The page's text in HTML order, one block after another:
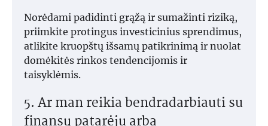
Norėdami padidinti grąžą ir sumažinti riziką,
priimkite protingus investicinius sprendimus,
atlikite kruopštų išsamų patikrinimą ir nuolat
domėkitės rinkos tendencijomis ir
taisyklėmis.
5. Ar man reikia bendradarbiauti su